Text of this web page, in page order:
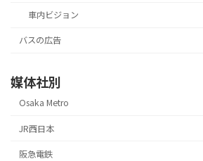
車内ビジョン
バスの広告
媒体社別
Osaka Metro
JR西日本
阪急電鉄